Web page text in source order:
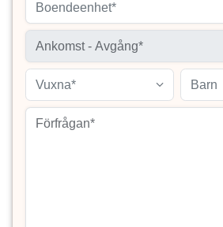
Boendeenhet*
Vuxna* Barn